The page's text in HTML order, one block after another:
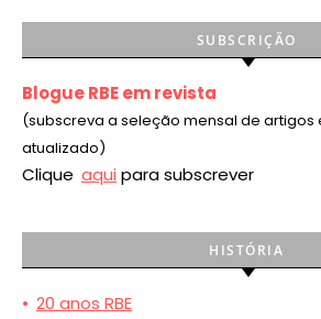
SUBSCRIÇÃO
Blogue RBE em revista
(subscreva a seleção mensal de artigos
atualizado)
Clique aqui para subscrever
HISTÓRIA
• 20 anos RBE